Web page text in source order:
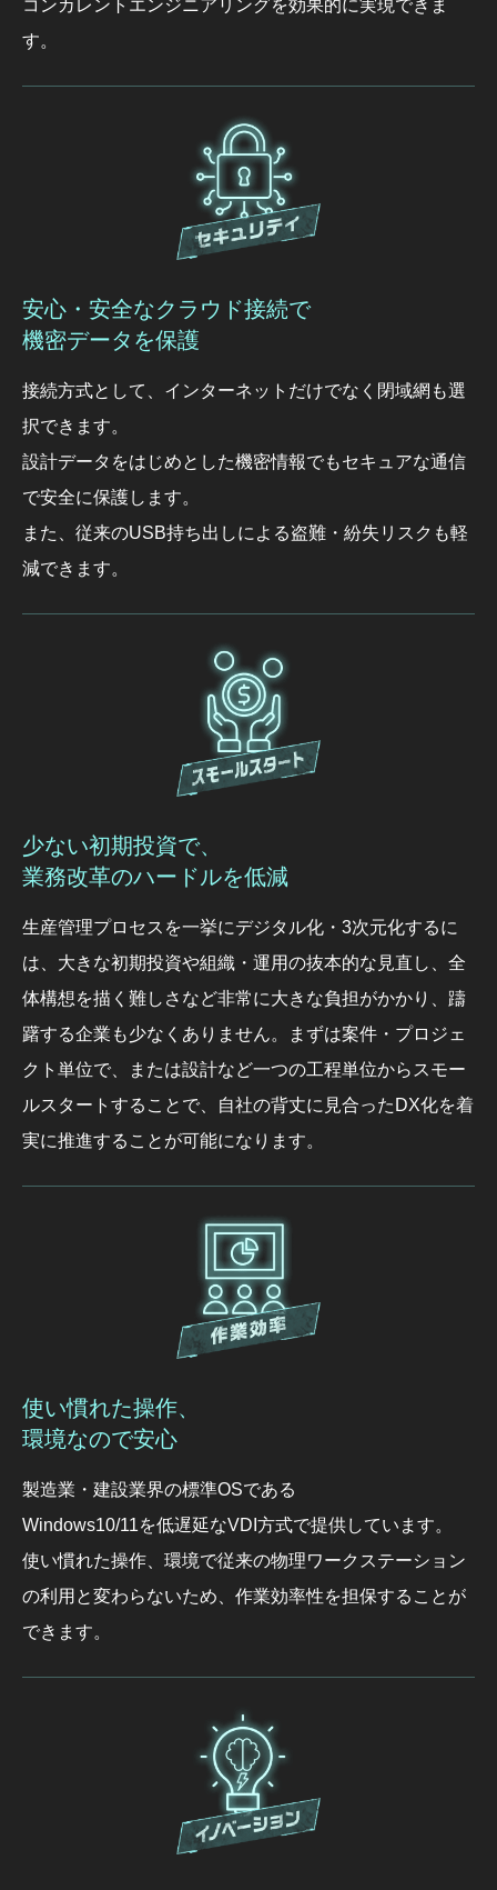
コンカレントエンジニアリングを効果的に実現できま
す。
安心・安全なクラウド接続で
機密データを保護
接続方式として、インターネットだけでなく閉域網も選
択できます。
設計データをはじめとした機密情報でもセキュアな通信
で安全に保護します。
また、従来のUSB持ち出しによる盗難・紛失リスクも軽
減できます。
少ない初期投資で、
業務改革のハードルを低減
生産管理プロセスを一挙にデジタル化・3次元化するに
は、大きな初期投資や組織・運用の抜本的な見直し、全
体構想を描く難しさなど非常に大きな負担がかかり、躊
躇する企業も少なくありません。まずは案件・プロジェ
クト単位で、または設計など一つの工程単位からスモー
ルスタートすることで、自社の背丈に見合ったDX化を着
実に推進することが可能になります。
使い慣れた操作、
環境なので安心
製造業・建設業界の標準OSである
Windows10/11を低遅延なVDI方式で提供しています。
使い慣れた操作、環境で従来の物理ワークステーション
の利用と変わらないため、作業効率性を担保することが
できます。